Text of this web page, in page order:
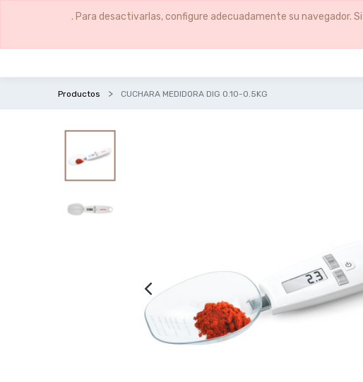
. Para desactivarlas, configure adecuadamente su navegador.
Productos CUCHARA MEDIDORA DIG 0.10-0.5KG